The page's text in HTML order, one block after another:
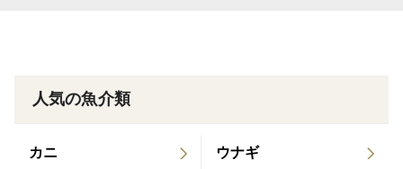
人気の魚介類
カニ ウナギ